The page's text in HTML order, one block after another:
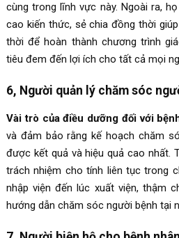
cùng trong lĩnh vực này. Ngoài ra,
cao kiến thức, sẻ chia đồng thời
thời để hoàn thành chương trình
tiêu đem đến lợi ích cho tất cả mọi
6, Người quản lý chăm sóc
Vài trò của điều dưỡng đối với
và đảm bảo rằng kế hoạch chăm
được kết quả và hiệu quả cao nhất.
trách nhiệm cho tính liên tục trong
nhập viện đến lúc xuất viện, thậm
hướng dẫn chăm sóc người bệnh tại